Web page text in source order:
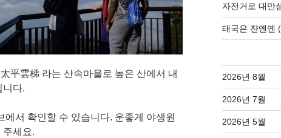
平雲梯 라는 산속마을로 높은 산에서 내
니다.
에서 확인할 수 있습니다. 운좋게 야생원
주세요.
자전거로 대만
태국은 쟌옌옌
2026년 8월
2026년 7월
2026년 5월